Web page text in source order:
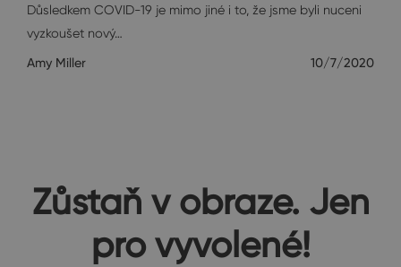
Důsledkem COVID-19 je mimo jiné i to, že jsme byli nuceni
vyzkoušet nový…
Amy Miller 10/7/2020
Zůstaň v obraze. Jen
pro vyvolené!